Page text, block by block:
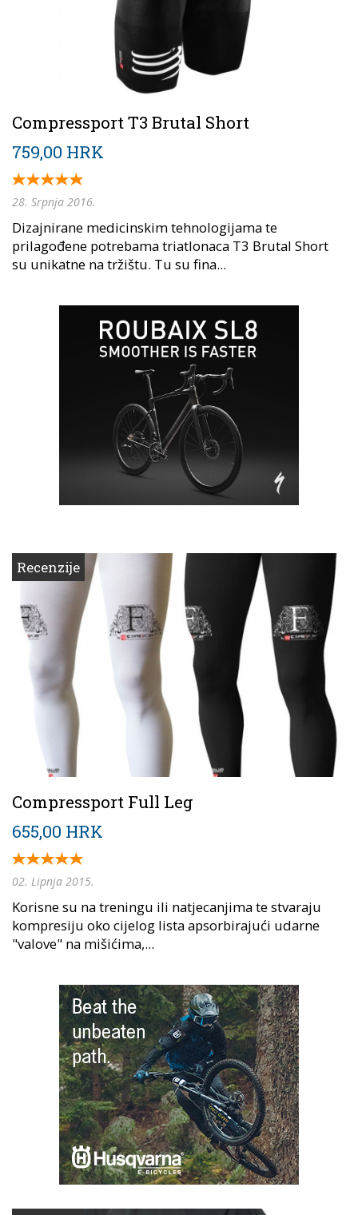
Compressport T3 Brutal Short
759,00 HRK
28. Srpnja 2016.
Dizajnirane medicinskim tehnologijama te
prilagođene potrebama triatlonaca T3 Brutal Short
su unikatne na tržištu. Tu su fina...
Recenzije
Compressport Full Leg
655,00 HRK
02. Lipnja 2015.
Korisne su na treningu ili natjecanjima te stvaraju
kompresiju oko cijelog lista apsorbirajući udarne
"valove" na mišićima,...